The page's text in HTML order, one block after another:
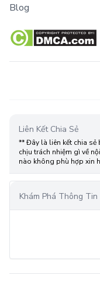
Blog
Liên Kết Chia Sẻ
** Đây là liên kết chia
chịu trách nhiệm gì về
nào không phù hợp xin
Khám Phá Thông Tin